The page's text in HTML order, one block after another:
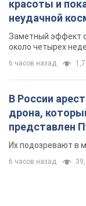
красоты и
неудачной
так почти
Заметный эффект
около четырех
6 часов назад 1,7
В России
дрона,
представлен
Их подозревают в
6 часов назад